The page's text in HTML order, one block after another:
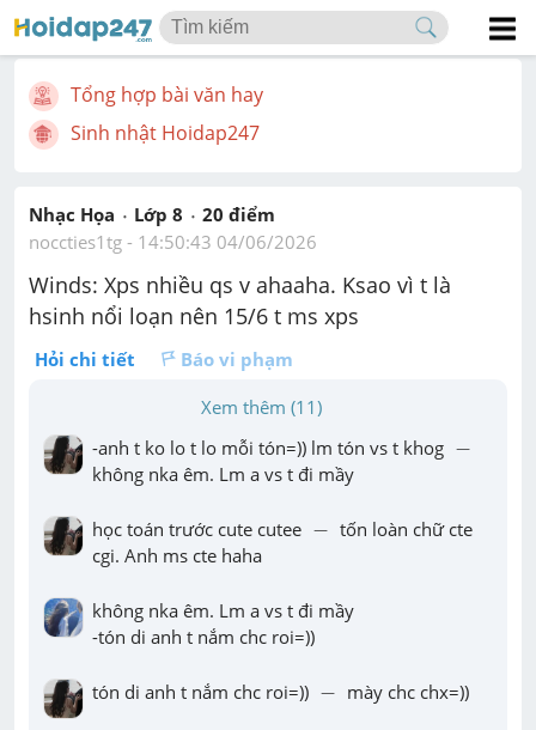
Tổng hợp bài văn hay
Sinh nhật Hoidap247
Nhạc Họa Lớp 8 20 điểm
noccties1tg - 14:50:43 04/06/2026
Winds: Xps nhiều qs v ahaaha. Ksao vì t là
hsinh nổi loạn nên 15/6 t ms xps
Hỏi chi tiết
Báo vi phạm
Xem thêm (11)
-anh t ko lo t lo mỗi tón=)) lm tón vs t khog −
không nka êm. Lm a vs t đi mầy
học toán trước cute cutee − tốn loàn chữ cte
cgi. Anh ms cte haha
không nka êm. Lm a vs t đi mầy
-tón di anh t nắm chc roi=))
tón di anh t nắm chc roi=)) − mày chc chx=))